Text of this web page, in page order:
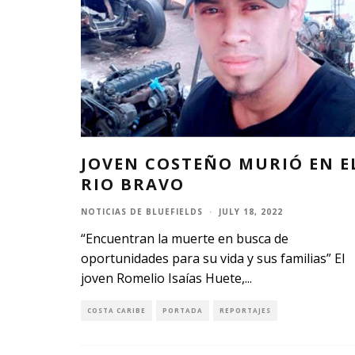
JOVEN COSTEÑO MURIÓ EN
RIO BRAVO
NOTICIAS DE BLUEFIELDS · JULY 18, 2022
“Encuentran la muerte en busca de
oportunidades para su vida y sus familias” El
joven Romelio Isaías Huete,...
COSTA CARIBE PORTADA REPORTAJES